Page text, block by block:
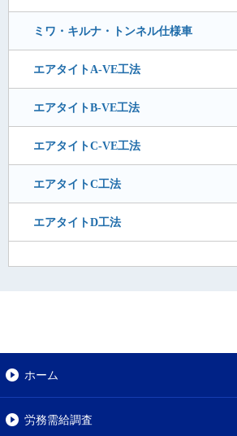
ミワ・キルナ・トンネル仕様車
エアタイトA-VE工法
エアタイトB-VE工法
エアタイトC-VE工法
エアタイトC工法
エアタイトD工法
ホーム
労務需給調査